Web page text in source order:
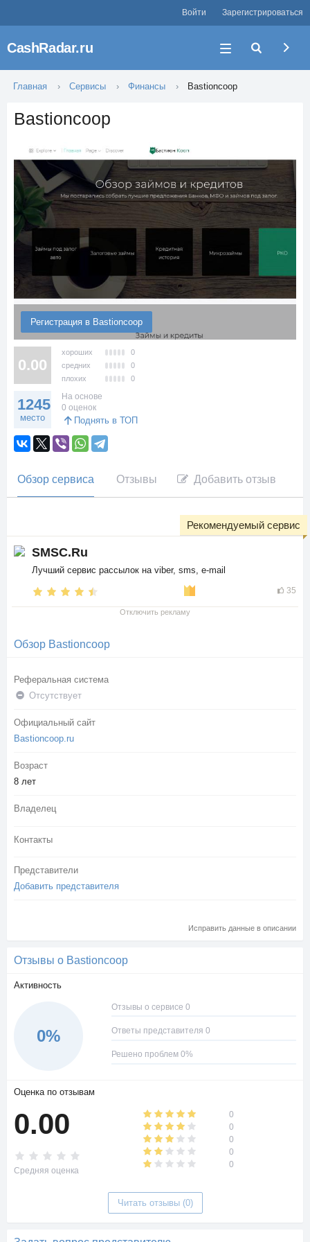
Войти Зарегистрироваться
CashRadar.ru
Главная Сервисы Финансы Bastioncoop
Bastioncoop
Регистрация в Bastioncoop
0.00
хороших
0
средних
0
плохих
0
1245
место
На основе
0 оценок
Поднять в ТОП
Обзор сервиса Отзывы Добавить отзыв
SMSC.Ru
Лучший сервис рассылок на viber, sms, e-mail
35
Рекомендуемый сервис
Отключить рекламу
Обзор Bastioncoop
Реферальная система
Отсутствует
Официальный сайт
Bastioncoop.ru
Возраст
8 лет
Владелец
Контакты
Представители
Добавить представителя
Исправить данные в описании
Отзывы о Bastioncoop
Активность
0%
Отзывы о сервисе 0
Ответы представителя 0
Решено проблем 0%
Оценка по отзывам
0.00
Средняя оценка
0
0
0
0
0
Читать отзывы (0)